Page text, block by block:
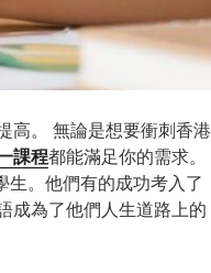
高。 無論是想要衝刺香港
課程都能滿足你的需求。
。他們有的成功考入了
成為了他們人生道路上的